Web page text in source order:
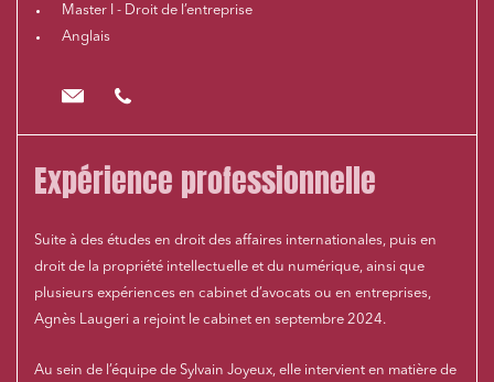
Master I - Droit de l’entreprise
Anglais
alaugeri@cloix-mendesgil.com
Expérience professionnelle
Suite à des études en droit des affaires internationales, puis en
droit de la propriété intellectuelle et du numérique, ainsi que
plusieurs expériences en cabinet d’avocats ou en entreprises,
Agnès Laugeri a rejoint le cabinet en septembre 2024.
Au sein de l’équipe de Sylvain Joyeux, elle intervient en matière de